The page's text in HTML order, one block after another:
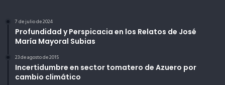
7 de julio de 2024
Profundidad y Perspicacia en los Relatos de José
María Mayoral Subias
23 de agosto de 2015
Incertidumbre en sector tomatero de Azuero por
cambio climático